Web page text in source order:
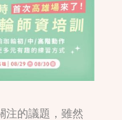
注的議題，雖然